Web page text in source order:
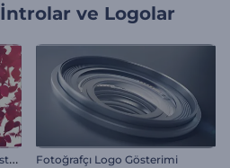
İntrolar ve Logolar
D
üşen Gül Yaprakları Foto Gösterimi Fotoğrafçı Logo Gösterimi